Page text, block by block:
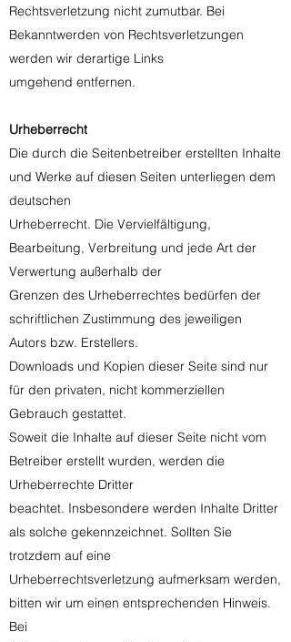
Rechtsverletzung nicht zumutbar. Bei
Bekanntwerden von Rechtsverletzungen
werden wir derartige Links
umgehend entfernen.
Urheberrecht
Die durch die Seitenbetreiber erstellten Inhalte
und Werke auf diesen Seiten unterliegen dem
deutschen
Urheberrecht. Die Vervielfältigung,
Bearbeitung, Verbreitung und jede Art der
Verwertung außerhalb der
Grenzen des Urheberrechtes bedürfen der
schriftlichen Zustimmung des jeweiligen
Autors bzw. Erstellers.
Downloads und Kopien dieser Seite sind nur
für den privaten, nicht kommerziellen
Gebrauch gestattet.
Soweit die Inhalte auf dieser Seite nicht vom
Betreiber erstellt wurden, werden die
Urheberrechte Dritter
beachtet. Insbesondere werden Inhalte Dritter
als solche gekennzeichnet. Sollten Sie
trotzdem auf eine
Urheberrechtsverletzung aufmerksam werden,
bitten wir um einen entsprechenden Hinweis.
Bei